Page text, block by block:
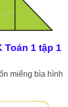
Toán 1 tập 1
miếng bìa hình